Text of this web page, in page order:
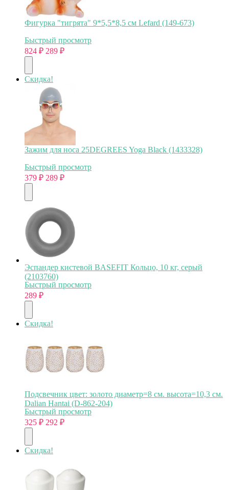
Фигурка "тигрята" 9*5,5*8,5 см Lefard (149-673)
Быстрый просмотр
824 ₽ 289 ₽
Скидка!
Зажим для носа 25DEGREES Yoga Black (1433328)
Быстрый просмотр
379 ₽ 289 ₽
Эспандер кистевой BASEFIT Кольцо, 10 кг, серый
(2103760)
Быстрый просмотр
289 ₽
Скидка!
Подсвечник цвет: золото диаметр=8 см. высота=10,3 см.
Dalian Hantai (D-862-204)
Быстрый просмотр
325 ₽ 292 ₽
Скидка!